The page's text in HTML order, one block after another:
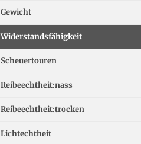
Gewicht
Widerstandsfähigkeit
Scheuertouren
Reibeechtheit:nass
Reibeechtheit:trocken
Lichtechtheit